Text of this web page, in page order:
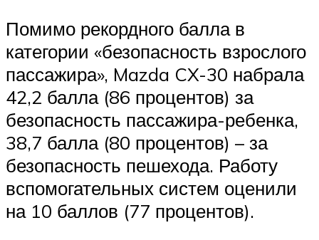
Помимо рекордного балла в
категории «безопасность взрослого
пассажира», Mazda CX-30 набрала
42,2 балла (86 процентов) за
безопасность пассажира-ребенка,
38,7 балла (80 процентов) – за
безопасность пешехода. Работу
вспомогательных систем оценили
на 10 баллов (77 процентов).